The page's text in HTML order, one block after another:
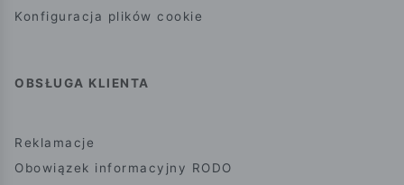
Konfiguracja plików cookie
OBSŁUGA KLIENTA
Reklamacje
Obowiązek informacyjny RODO